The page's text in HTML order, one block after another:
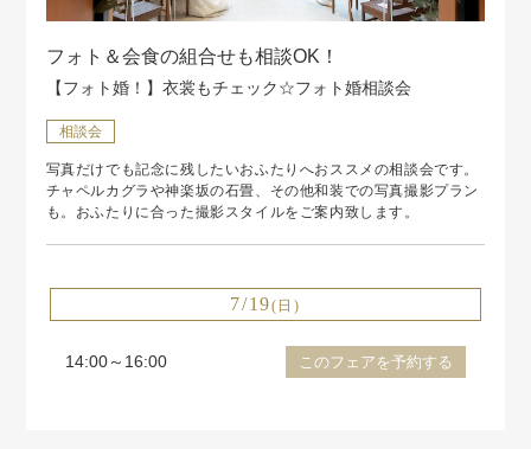
フォト＆会食の組合せも相談OK！
【フォト婚！】衣裳もチェック☆フォト婚相談会
相談会
写真だけでも記念に残したいおふたりへおススメの相談会です。
チャペルカグラや神楽坂の石畳、その他和装での写真撮影プラン
も。おふたりに合った撮影スタイルをご案内致します。
7/19(日)
14:00～16:00 このフェアを予約する